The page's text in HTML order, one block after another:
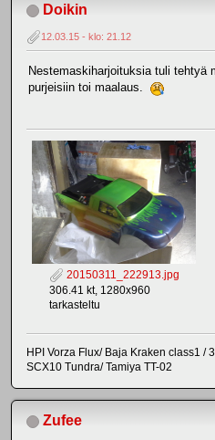
Doikin
12.03.15 - klo: 21.12
Nestemaskiharjoituksia tuli tehtyä
purjeisiin toi maalaus.
20150311_222913.jpg
306.41 kt, 1280x960
tarkasteltu
HPI Vorza Flux/ Baja Kraken class1 /
SCX10 Tundra/ Tamiya TT-02
Zufee